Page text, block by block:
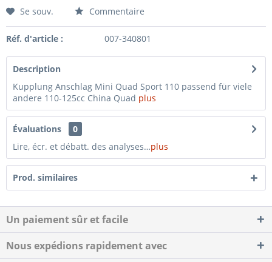
Se souv. Commentaire
Réf. d'article : 007-340801
Description
Kupplung Anschlag Mini Quad Sport 110 passend für viele
andere 110-125cc China Quad plus
Évaluations
0
Lire, écr. et débatt. des analyses…plus
Prod. similaires
Un paiement sûr et facile
Nous expédions rapidement avec